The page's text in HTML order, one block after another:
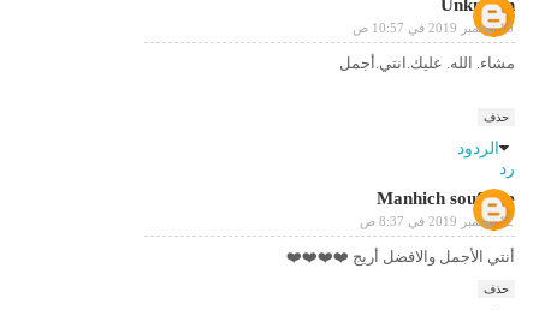
Unknown
10 نوفمبر 2019 في 10:57 ص
مشاء. الله. عليك.انتي.أجمل
حذف
الردود
رد
Manhich soufiane
12 نوفمبر 2019 في 8:37 ص
أنتي الأجمل والافضل أريج ⁦❤️⁩⁦❤️⁩⁦❤️⁩⁦❤️⁩
حذف